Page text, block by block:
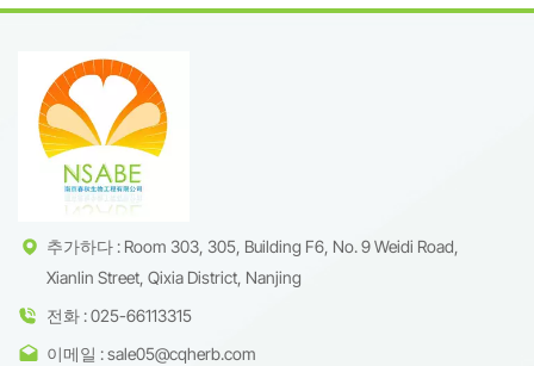
252.1 → 136.0)NMR: 입체화학적 순도 검증(¹H/¹³C)불순물 제어잔
류 용매:
추가하다 : Room 303, 305, Building F6, No. 9 Weidi Road,
Xianlin Street, Qixia District, Nanjing
전화 : 025-66113315
이메일 : sale05@cqherb.com